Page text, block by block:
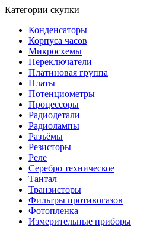
Категории скупки
Конденсаторы
Корпуса часов
Микросхемы
Переключатели
Платиновая группа
Платы
Потенциометры
Процессоры
Радиодетали
Радиолампы
Разъёмы
Резисторы
Реле
Серебро техническое
Тантал
Транзисторы
Фильтры противогазов
Фотопленка
Измерительные приборы